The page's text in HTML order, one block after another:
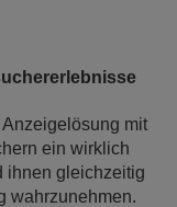
mit
ein wirklich
ihnen gleichzeitig
wahrzunehmen.